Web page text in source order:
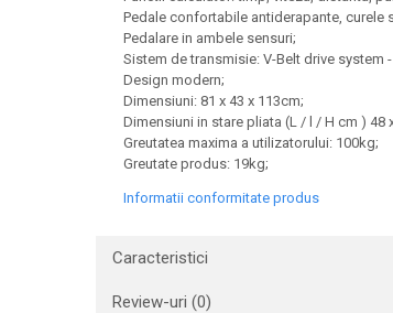
Pedale confortabile antiderapante, curele
Pedalare in ambele sensuri;
Sistem de transmisie: V-Belt drive system
Design modern;
Dimensiuni: 81 х 43 х 113cm;
Dimensiuni in stare pliata (L / l / H cm ) 48
Greutatea maxima a utilizatorului: 100kg;
Greutate produs: 19kg;
Informatii conformitate produs
Caracteristici
Review-uri (0)